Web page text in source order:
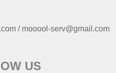
/ mooool-serv@gmail.com
US